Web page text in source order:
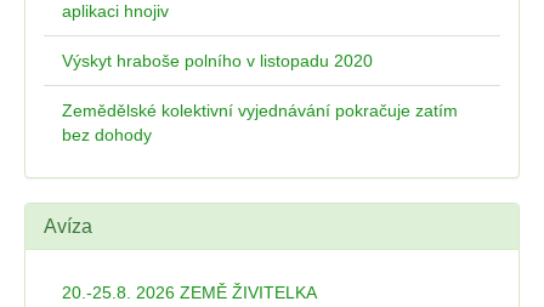
aplikaci hnojiv
Výskyt hraboše polního v listopadu 2020
Zemědělské kolektivní vyjednávání pokračuje zatím
bez dohody
Avíza
20.-25.8. 2026 ZEMĚ ŽIVITELKA